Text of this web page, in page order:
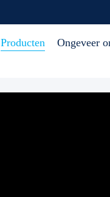
Producten Ongeveer